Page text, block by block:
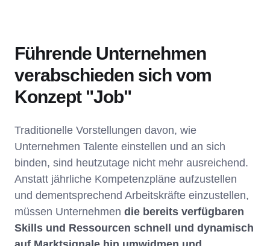
Führende Unternehmen
verabschieden sich vom
Konzept "Job"
Traditionelle Vorstellungen davon, wie
Unternehmen Talente einstellen und an sich
binden, sind heutzutage nicht mehr ausreichend.
Anstatt jährliche Kompetenzpläne aufzustellen
und dementsprechend Arbeitskräfte einzustellen,
müssen Unternehmen die bereits verfügbaren
Skills und Ressourcen schnell und dynamisch